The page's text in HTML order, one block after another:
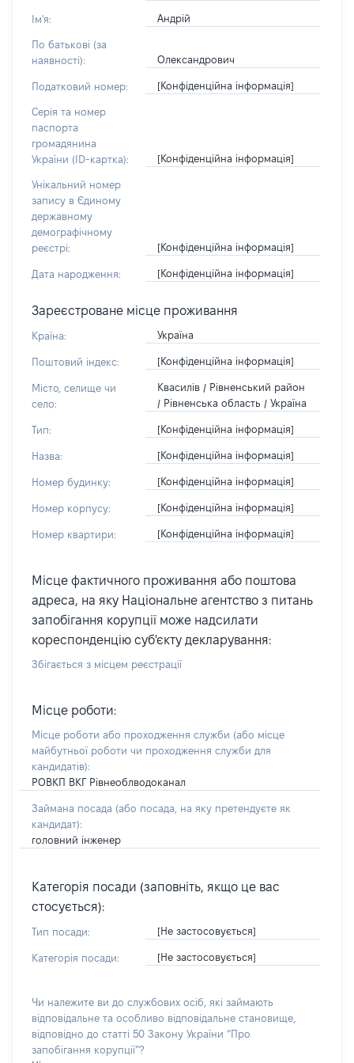
Ім'я: Андрій
По батькові (за
наявності):
Олександрович
Податковий номер: [Конфіденційна інформація]
Серія та номер
паспорта
громадянина
України (ID-картка):
[Конфіденційна інформація]
Унікальний номер
запису в Єдиному
державному
демографічному
реєстрі:
[Конфіденційна інформація]
Дата народження: [Конфіденційна інформація]
Зареєстроване місце проживання
Країна: Україна
Поштовий індекс: [Конфіденційна інформація]
Місто, селище чи
село:
Квасилів / Рівненський район
/ Рівненська область / Україна
Тип: [Конфіденційна інформація]
Назва: [Конфіденційна інформація]
Номер будинку: [Конфіденційна інформація]
Номер корпусу: [Конфіденційна інформація]
Номер квартири: [Конфіденційна інформація]
Місце фактичного проживання або поштова
адреса, на яку Національне агентство з питань
запобігання корупції може надсилати
кореспонденцію суб'єкту декларування:
Збігається з місцем реєстрації
Місце роботи:
Місце роботи або проходження служби (або місце
майбутньої роботи чи проходження служби для
кандидатів):
РОВКП ВКГ Рівнеоблводоканал
Займана посада (або посада, на яку претендуєте як
кандидат):
головний інженер
Категорія посади (заповніть, якщо це вас
стосується):
Тип посади: [Не застосовується]
Категорія посади: [Не застосовується]
Чи належите ви до службових осіб, які займають
відповідальне та особливо відповідальне становище,
відповідно до статті 50 Закону України “Про
запобігання корупції”?